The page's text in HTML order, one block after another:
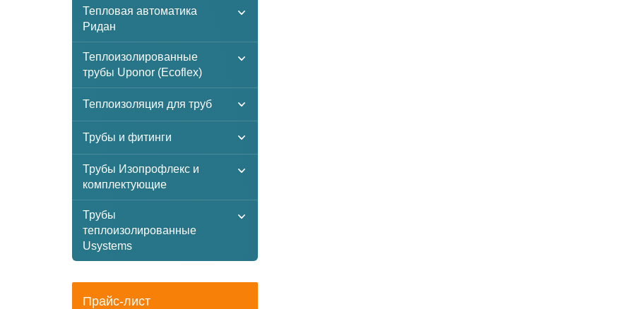
Тепловая автоматика
Ридан
Теплоизолированные
трубы Uponor (Ecoflex)
Теплоизоляция для труб
Трубы и фитинги
Трубы Изопрофлекс и
комплектующие
Трубы
теплоизолированные
Usystems
Прайс-лист